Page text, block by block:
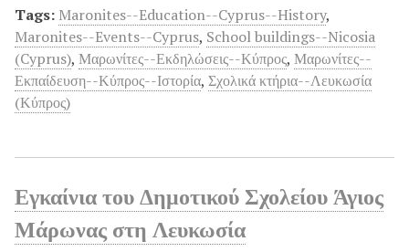
Tags: Maronites--Education--Cyprus--History,
Maronites--Events--Cyprus, School buildings--Nicosia
(Cyprus), Μαρωνίτες--Εκδηλώσεις--Κύπρος, Μαρωνίτες--
Εκπαίδευση--Κύπρος--Ιστορία, Σχολικά κτήρια--Λευκωσία
(Κύπρος)
Εγκαίνια του Δημοτικού Σχολείου Άγιος
Μάρωνας στη Λευκωσία